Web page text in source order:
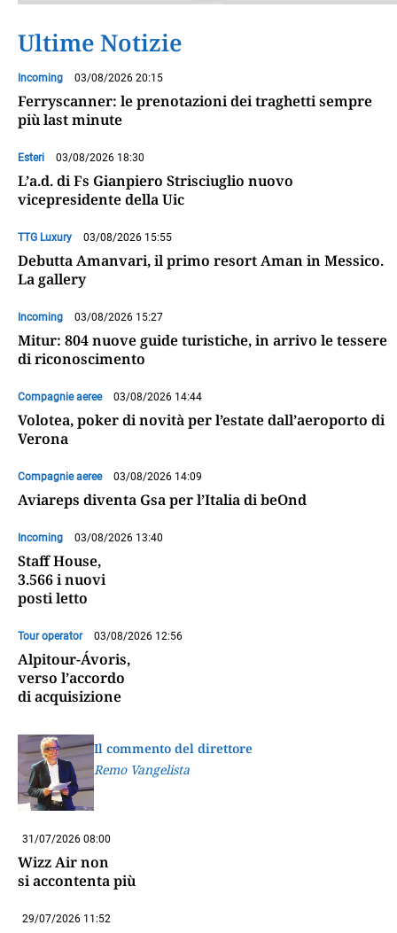
Ultime Notizie
Incoming 03/08/2026 20:15
Ferryscanner: le prenotazioni dei traghetti sempre
più last minute
Esteri 03/08/2026 18:30
L’a.d. di Fs Gianpiero Strisciuglio nuovo
vicepresidente della Uic
TTG Luxury 03/08/2026 15:55
Debutta Amanvari, il primo resort Aman in Messico.
La gallery
Incoming 03/08/2026 15:27
Mitur: 804 nuove guide turistiche, in arrivo le tessere
di riconoscimento
Compagnie aeree 03/08/2026 14:44
Volotea, poker di novità per l’estate dall’aeroporto di
Verona
Compagnie aeree 03/08/2026 14:09
Aviareps diventa Gsa per l’Italia di beOnd
Incoming 03/08/2026 13:40
Staff House,
3.566 i nuovi
posti letto
Tour operator 03/08/2026 12:56
Alpitour-Ávoris,
verso l’accordo
di acquisizione
Il commento del direttore
Remo Vangelista
31/07/2026 08:00
Wizz Air non
si accontenta più
29/07/2026 11:52